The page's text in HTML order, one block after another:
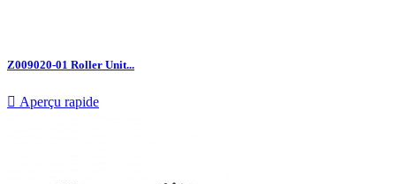
Z009020-01 Roller Unit...
 Aperçu rapide